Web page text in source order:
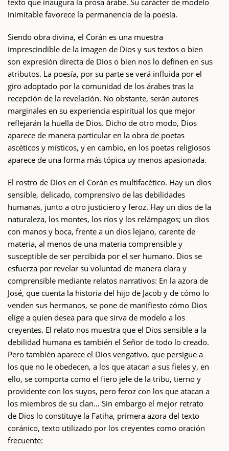
texto que inaugura la prosa árabe. Su carácter de modelo
inimitable favorece la permanencia de la poesía.
Siendo obra divina, el Corán es una muestra
imprescindible de la imagen de Dios y sus textos o bien
son expresión directa de Dios o bien nos lo definen en sus
atributos. La poesía, por su parte se verá influida por el
giro adoptado por la comunidad de los árabes tras la
recepción de la revelación. No obstante, serán autores
marginales en su experiencia espiritual los que mejor
reflejarán la huella de Dios. Dicho de otro modo, Dios
aparece de manera particular en la obra de poetas
ascéticos y místicos, y en cambio, en los poetas religiosos
aparece de una forma más tópica uy menos apasionada.
El rostro de Dios en el Corán es multifacético. Hay un dios
sensible, delicado, comprensivo de las debilidades
humanas, junto a otro justiciero y feroz. Hay un dios de la
naturaleza, los montes, los ríos y los relámpagos; un dios
con manos y boca, frente a un dios lejano, carente de
materia, al menos de una materia comprensible y
susceptible de ser percibida por el ser humano. Dios se
esfuerza por revelar su voluntad de manera clara y
comprensible mediante relatos narrativos: En la azora de
José, que cuenta la historia del hijo de Jacob y de cómo lo
venden sus hermanos, se pone de manifiesto cómo Dios
elige a quien desea para que sirva de modelo a los
creyentes. El relato nos muestra que el Dios sensible a la
debilidad humana es también el Señor de todo lo creado.
Pero también aparece el Dios vengativo, que persigue a
los que no le obedecen, a los que atacan a sus fieles y, en
ello, se comporta como el fiero jefe de la tribu, tierno y
providente con los suyos, pero feroz con los que atacan a
los miembros de su clan… Sin embargo el mejor retrato
de Dios lo constituye la Fatiha, primera azora del texto
coránico, texto utilizado por los creyentes como oración
frecuente: